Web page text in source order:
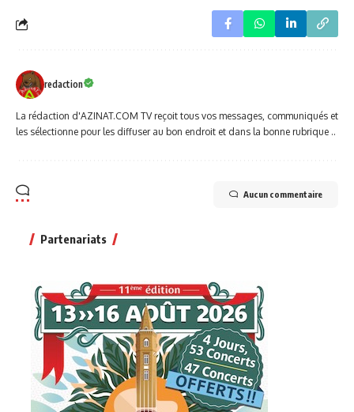
redaction
La rédaction d'AZINAT.COM TV reçoit tous vos messages, communiqués et
les sélectionne pour les diffuser au bon endroit et dans la bonne rubrique ..
Aucun commentaire
Partenariats